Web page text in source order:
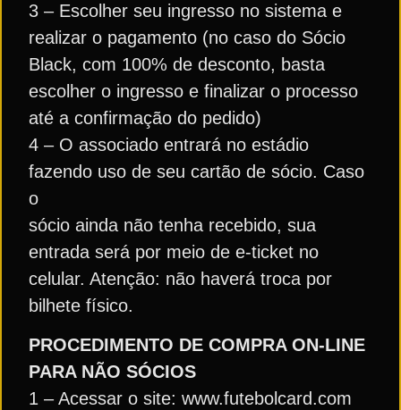
3 – Escolher seu ingresso no sistema e
realizar o pagamento (no caso do Sócio
Black, com 100% de desconto, basta
escolher o ingresso e finalizar o processo
até a confirmação do pedido)
4 – O associado entrará no estádio
fazendo uso de seu cartão de sócio. Caso
o
sócio ainda não tenha recebido, sua
entrada será por meio de e-ticket no
celular. Atenção: não haverá troca por
bilhete físico.
PROCEDIMENTO DE COMPRA ON-LINE
PARA NÃO SÓCIOS
1 – Acessar o site: www.futebolcard.com